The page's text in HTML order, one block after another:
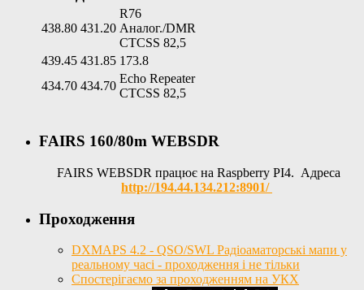
438.80 431.20
R76
Аналог./DMR
CTCSS 82,5
439.45 431.85 173.8
434.70 434.70
Echo Repeater
CTCSS 82,5
FAIRS 160/80m WEBSDR
FAIRS WEBSDR працює на Raspberry PI4. Адреса
http://194.44.134.212:8901/
Проходження
DXMAPS 4.2 - QSO/SWL Радіоаматорські мапи у
реальному часі - проходження і не тільки
Спостерігаємо за проходженням на УКХ